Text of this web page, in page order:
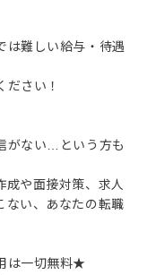
は難しい給与・待遇
さい！
がない…という方も
成や面接対策、求人
ない、あなたの転職
は一切無料★